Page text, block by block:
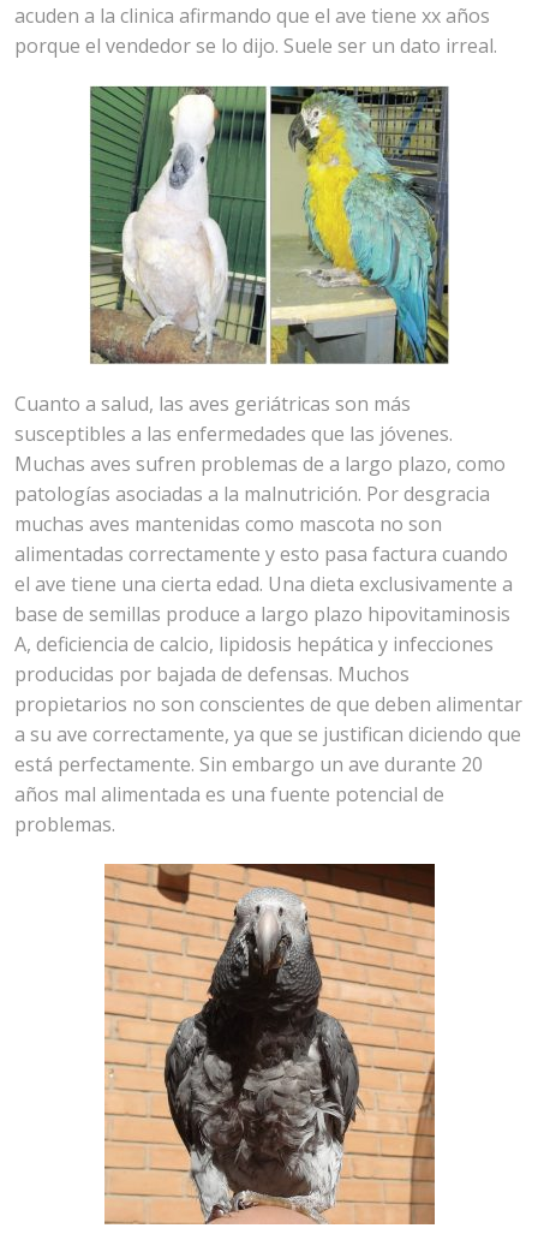
acuden a la clinica afirmando que el ave tiene xx años
porque el vendedor se lo dijo. Suele ser un dato irreal.
Cuanto a salud, las aves geriátricas son más
susceptibles a las enfermedades que las jóvenes.
Muchas aves sufren problemas de a largo plazo, como
patologías asociadas a la malnutrición. Por desgracia
muchas aves mantenidas como mascota no son
alimentadas correctamente y esto pasa factura cuando
el ave tiene una cierta edad. Una dieta exclusivamente a
base de semillas produce a largo plazo hipovitaminosis
A, deficiencia de calcio, lipidosis hepática y infecciones
producidas por bajada de defensas. Muchos
propietarios no son conscientes de que deben alimentar
a su ave correctamente, ya que se justifican diciendo que
está perfectamente. Sin embargo un ave durante 20
años mal alimentada es una fuente potencial de
problemas.